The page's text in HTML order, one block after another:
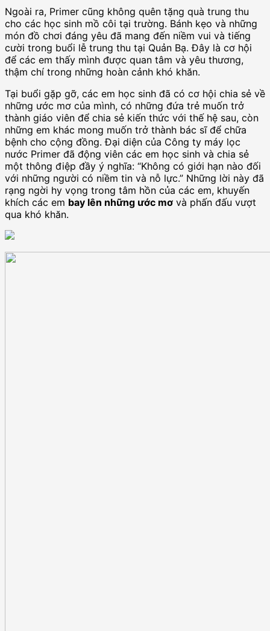
Ngoài ra, Primer cũng không quên tặng quà trung thu
cho các học sinh mồ côi tại trường. Bánh kẹo và những
món đồ chơi đáng yêu đã mang đến niềm vui và tiếng
cười trong buổi lễ trung thu tại Quản Bạ. Đây là cơ hội
để các em thấy mình được quan tâm và yêu thương,
thậm chí trong những hoàn cảnh khó khăn.
Tại buổi gặp gỡ, các em học sinh đã có cơ hội chia sẻ về
những ước mơ của mình, có những đứa trẻ muốn trở
thành giáo viên để chia sẻ kiến thức với thế hệ sau, còn
những em khác mong muốn trở thành bác sĩ để chữa
bệnh cho cộng đồng. Đại diện của Công ty máy lọc
nước Primer đã động viên các em học sinh và chia sẻ
một thông điệp đầy ý nghĩa: “Không có giới hạn nào đối
với những người có niềm tin và nỗ lực.” Những lời này đã
rạng ngời hy vọng trong tâm hồn của các em, khuyến
khích các em bay lên những ước mơ và phấn đấu vượt
qua khó khăn.